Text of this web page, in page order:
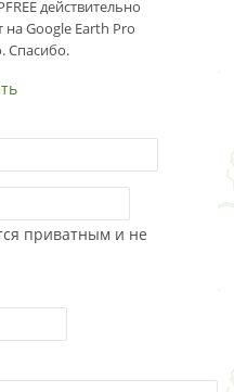
действительно
на Google Earth Pro
Спасибо.
приватным и не